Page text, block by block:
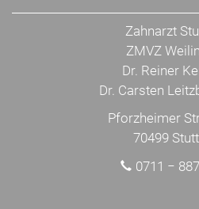
Zahnarzt
ZMVZ
Dr. Reiner
Dr. Carsten
Pforzheimer
70499
0711 −